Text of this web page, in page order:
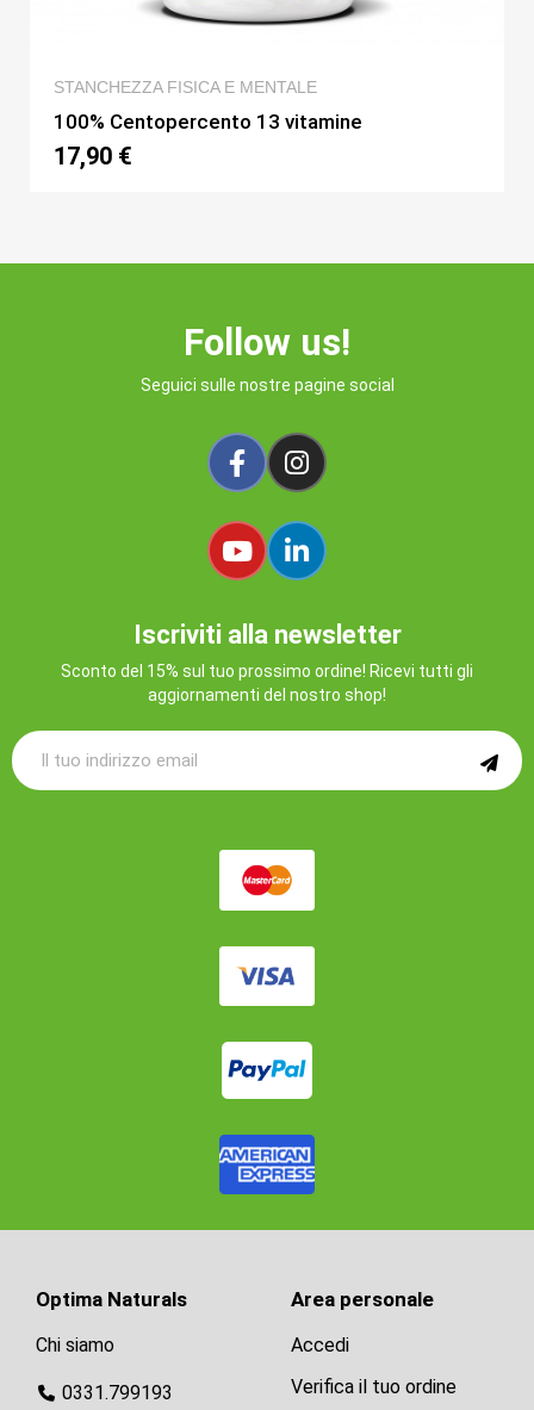
QUICK VIEW
STANCHEZZA FISICA E MENTALE
100% Centopercento 13 vitamine
17,90 €
Follow us!
Seguici sulle nostre pagine social
Iscriviti alla newsletter
Sconto del 15% sul tuo prossimo ordine! Ricevi tutti gli
aggiornamenti del nostro shop!
Area personale
Accedi
Verifica il tuo ordine
Optima Naturals
Chi siamo
0331.799193